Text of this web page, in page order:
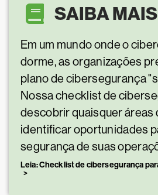
SAIBA MAIS
Em um mundo onde o
dorme, as organizações
plano de cibersegurança
Nossa checklist de
descobrir quaisquer áreas
identificar oportunidades
segurança de suas
Leia: Checklist de cibersegurança